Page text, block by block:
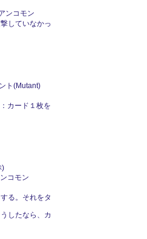
ンコモン
していなかっ
ト(Mutant)
カード１枚を
)
コモン
る。それをタ
したなら、カ